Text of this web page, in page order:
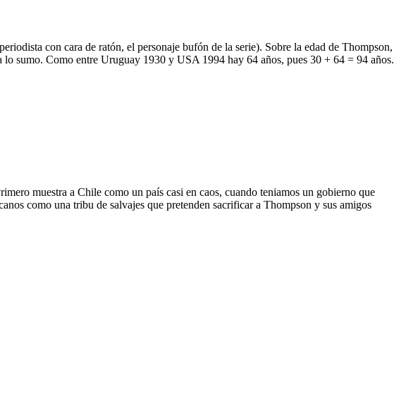
con cara de ratón, el personaje bufón de la serie). Sobre la edad de Thompson,
sumo. Como entre Uruguay 1930 y USA 1994 hay 64 años, pues 30 + 64 = 94 años.
muestra a Chile como un país casi en caos, cuando teniamos un gobierno que
como una tribu de salvajes que pretenden sacrificar a Thompson y sus amigos